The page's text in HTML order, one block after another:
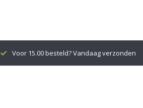
Voor 15.00 besteld? Vandaag verzonden